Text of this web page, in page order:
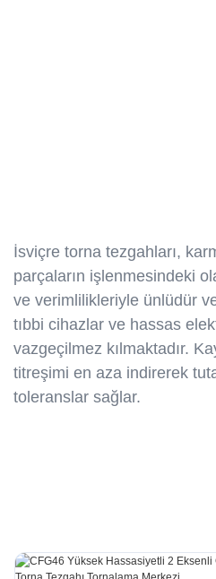
İsviçre torna tezgahları,
parçaların işlenmesindeki
ve verimlilikleriyle ünlüdür
tıbbi cihazlar ve hassas
vazgeçilmez kılmaktadır.
titreşimi en aza indirerek
toleranslar sağlar.